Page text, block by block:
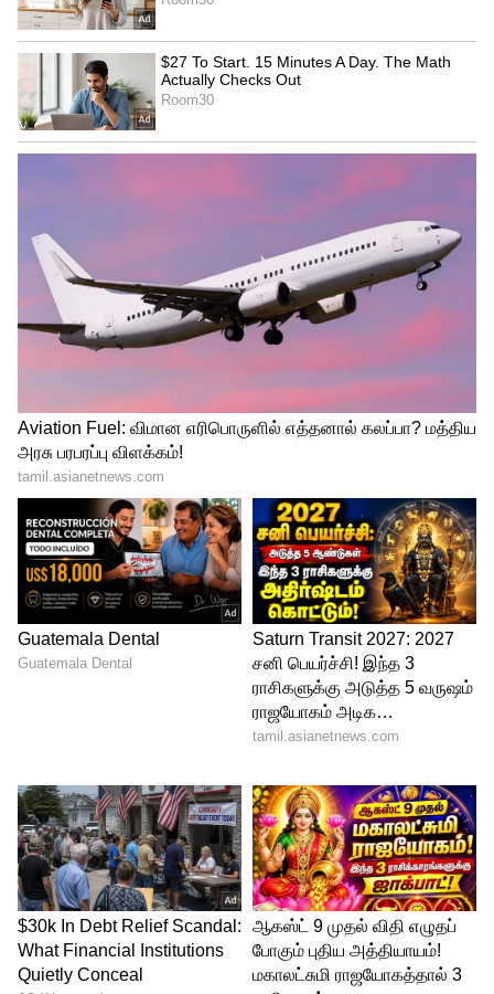
213 ரன்கள் என்ற கடின இலக்கை விரட்டிய
ஆஃப்கானிஸ்தான் அணியின் தொடக்க
வீரர்கள் ஹஸ்ரதுல்லா சேஸாய்,
ரஹ்மானுல்லா குர்பாஸ் மற்றும் கரிம்
ஜனத், நஜிபுல்லா ஜட்ரான் ஆகிய
நால்வரையுமே பவர்ப்ளேயிலேயே
வீழ்த்தினார் புவனேஷ்வர் குமார்.
பவர்ப்ளேயின் கடைசி ஓவரான 6வது
ஓவரில் ஆஃப்கான் கேப்டன் முகமது நபியை
அர்ஷ்தீப் சிங் வீழ்த்தினார்.
அதன்பின்னர் அஸ்மதுல்லா
ஓமர்ஸாயையும் புவனேஷ்வர் குமாரே
வீழ்த்தினார். 4 ஓவரில் 4 ரன் மட்டுமே
விட்டுக்கொடுத்து 5 விக்கெட்டுகளை
வீழ்த்திய புவனேஷ்வர் குமார், டி20
கிரிக்கெட்டில் 2வது முறையாக 5 விக்கெட்
வீழ்த்தி அசத்தினார். சிறப்பாகபேட்டிங் ஆடி
ரன்கள் அடித்து கடைசி வரை அவுட்டாகாமல்
இருந்தார். அதனால் 20 ஓவரில் 8 விக்கெட்
இழப்பிற்கு 111 ரன்கள் அடித்தது
ஆஃப்கானிஸ்தான் அணி.
இதையும் படிங்க -
Asia Cup: அவரை